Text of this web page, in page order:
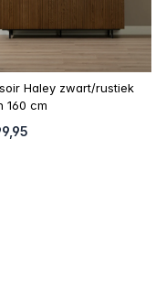
Haley zwart/rustiek
160 cm